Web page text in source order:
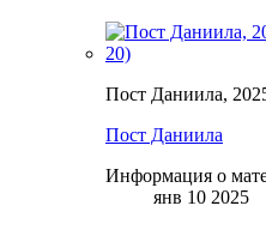
Пост Даниила,
Пост Даниила
Информация о
янв 10 2025